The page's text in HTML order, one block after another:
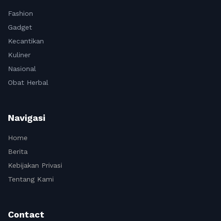
Fashion
Gadget
Kecantikan
Kuliner
Nasional
Obat Herbal
Navigasi
Home
Berita
Kebijakan Privasi
Tentang Kami
Contact